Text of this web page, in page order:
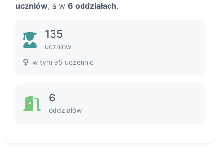
uczniów, a w 6 oddziałach.
135
uczniów
w tym 95 uczennic
6
oddziałów